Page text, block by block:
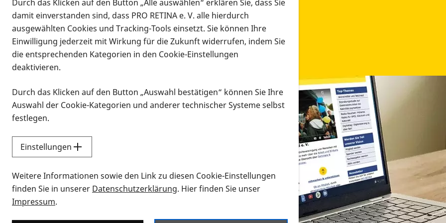
Infomaterial
Infomaterial
Vorlesen
Alle Infomaterialien in verschiedenen Formaten an
Sie möchten wissen, wie Sie nach Infonmaterial suchen und dieses bestellen bzw. herunterladen
Durch das Klicken auf den Button „Alle auswählen“ erklären Sie, dass Sie
damit einverstanden sind, dass PRO RETINA e. V. alle hierdurch
ausgewählten Cookies und Tracking-Tools einsetzt. Sie können Ihre
Einwilligung jederzeit mit Wirkung für die Zukunft widerrufen, indem Sie
die entsprechenden Kategorien in den Cookie-Einstellungen
deaktivieren.
Durch das Klicken auf den Button „Auswahl bestätigen“ können Sie Ihre
Auswahl der Cookie-Kategorien und anderer technischer Systeme selbst
festlegen.
Einstellungen
Weitere Informationen sowie den Link zu diesen Cookie-Einstellungen
finden Sie in unserer Datenschutzerklärung. Hier finden Sie unser
Impressum.